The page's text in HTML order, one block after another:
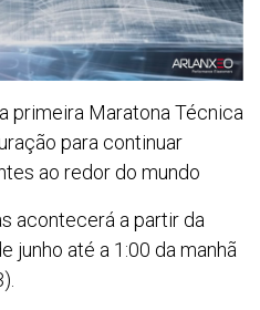
primeira Maratona Técnica
para continuar
ao redor do mundo
acontecerá a partir da
junho até a 1:00 da manhã